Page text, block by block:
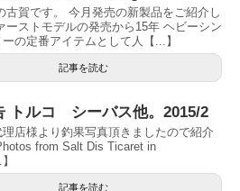
古賀です。 今月発売の新製品をご紹介し
ーストモデルの発売から15年 ヘビーシン
の定番アイテムとして人【...】
記事を読む
トルコ シーバス他。2015/2
理店様より釣果写真頂きましたので紹介
from Salt Dis Ticaret in
記事を読む